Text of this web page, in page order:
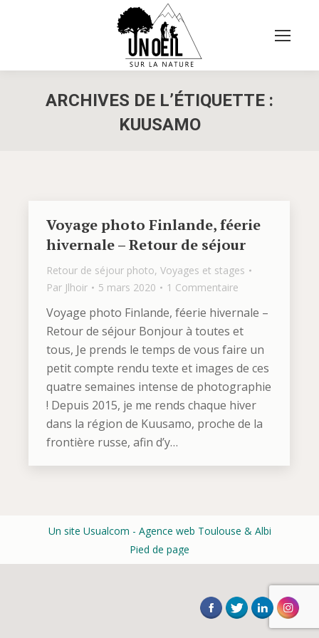
ARCHIVES DE L’ÉTIQUETTE :
KUUSAMO
Voyage photo Finlande, féerie
hivernale – Retour de séjour
Retour de séjour photo, Voyages et stages
Par Jlhoir 5 mars 2020 1 Commentaire
Voyage photo Finlande, féerie hivernale –
Retour de séjour Bonjour à toutes et
tous, Je prends le temps de vous faire un
petit compte rendu texte et images de ces
quatre semaines intense de photographie
! Depuis 2015, je me rends chaque hiver
dans la région de Kuusamo, proche de la
frontière russe, afin d’y…
Un site Usualcom - Agence web Toulouse & Albi
Pied de page